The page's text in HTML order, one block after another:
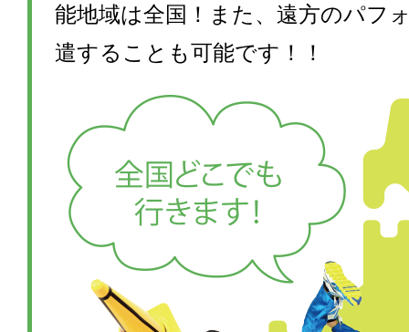
能地域は全国！また、遠方のパフ
遣することも可能です！！